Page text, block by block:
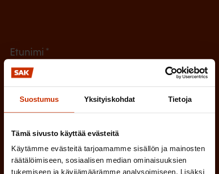
Suostumus Yksityiskohdat Tietoja
Tämä sivusto käyttää evästeitä
Käytämme evästeitä tarjoamamme sisällön ja mainosten
räätälöimiseen, sosiaalisen median ominaisuuksien
tukemiseen ja kävijämäärämme analysoimiseen. Lisäksi
Etunimi
k
o
l
l
i
Sukunimi
P
o
Sähköpostiosoite
(
P
a